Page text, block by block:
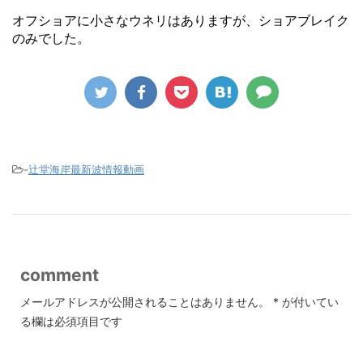
オフショアに小さなウネリはありますが、ショアブレイク
のみでした。
-辻堂海岸最新波情報動画
comment
メールアドレスが公開されることはありません。 * が付いてい
る欄は必須項目です